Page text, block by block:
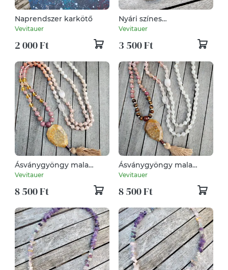
Naprendszer karkötő
Vevitauer
2 000 Ft
Nyári színes
ásványgyöngy nyaklánc
Vevitauer
3 500 Ft
Ásványgyöngy mala
nyaklánc
Vevitauer
8 500 Ft
Ásványgyöngy mala
nyaklánc
Vevitauer
8 500 Ft